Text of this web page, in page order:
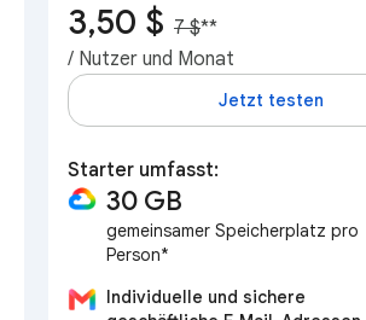
3,50 $ 7 $**
/ Nutzer und Monat
Jetzt testen
Starter umfasst:
30 GB
gemeinsamer Speicherplatz pro
Person*
Individuelle und sichere